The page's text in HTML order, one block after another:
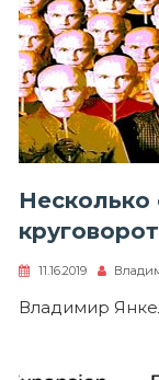
Несколько
11.16.2019
Владимир